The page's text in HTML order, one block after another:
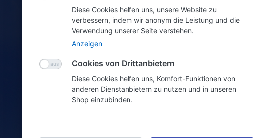
CHF
Staffelpreise
Diese Cookies helfen uns, unsere Website zu
verbessern, indem wir anonym die Leistung und die
Verwendung unserer Seite verstehen.
Anzeigen
Cookies von Drittanbietern
Diese Cookies helfen uns, Komfort-Funktionen von
anderen Dienstanbietern zu nutzen und in unseren
Shop einzubinden.